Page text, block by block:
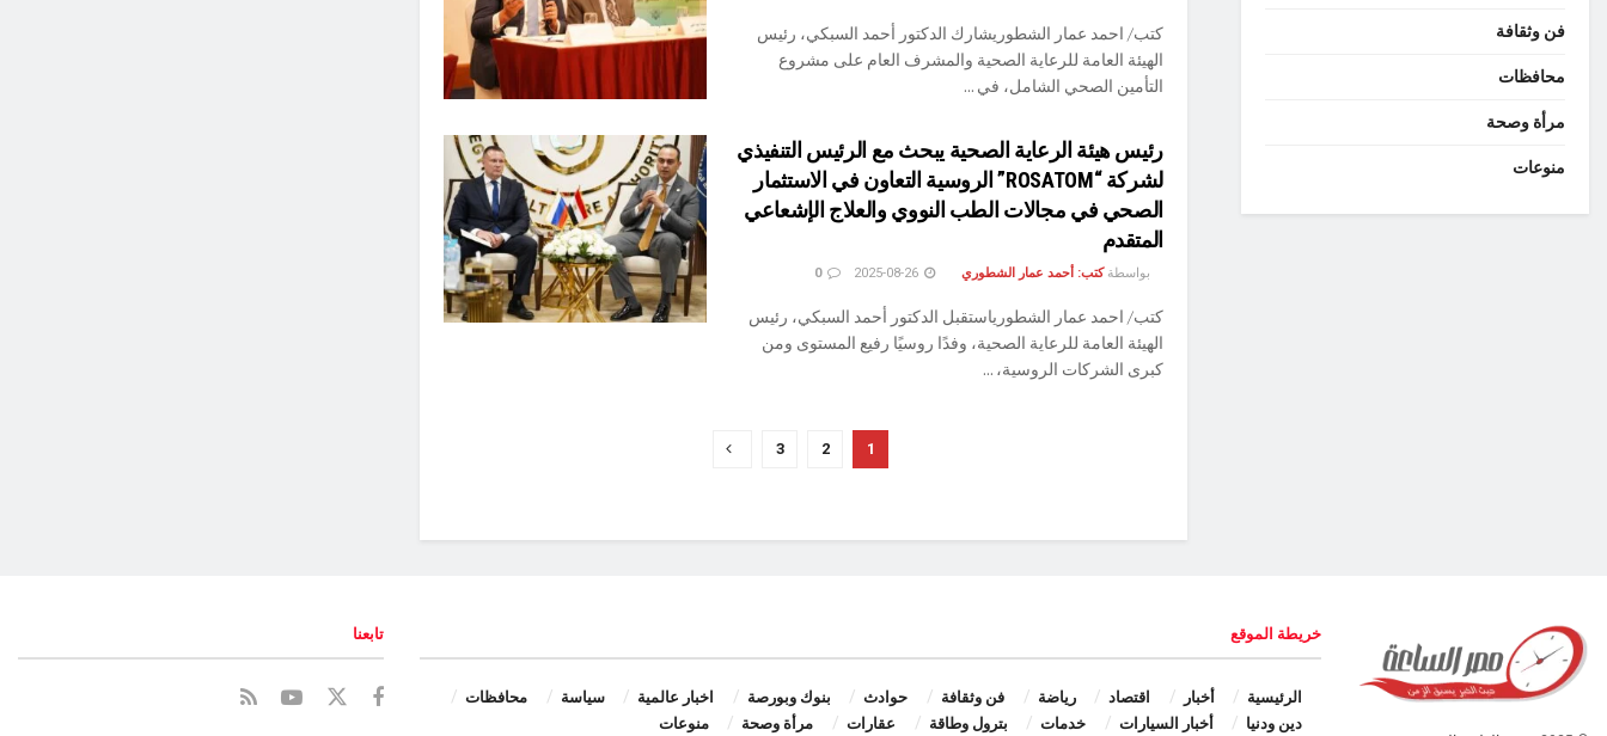
كتب/ احمد عمار الشطوريشارك الدكتور أحمد السبكي، رئيس
الهيئة العامة للرعاية الصحية والمشرف العام على مشروع
التأمين الصحي الشامل، في ...
رئيس هيئة الرعاية الصحية يبحث مع الرئيس التنفيذي
لشركة “ROSATOM” الروسية التعاون في الاستثمار
الصحي في مجالات الطب النووي والعلاج الإشعاعي
المتقدم
بواسطة كتب: أحمد عمار الشطوري 0
كتب/ احمد عمار الشطورياستقبل الدكتور أحمد السبكي، رئيس
الهيئة العامة للرعاية الصحية، وفدًا روسيًا رفيع المستوى ومن
كبرى الشركات الروسية، ...
1
2
3
فن وثقافة
محافظات
مرأة وصحة
منوعات
خريطة الموقع
الرئيسية أخبار اقتصاد رياضة فن وثقافة حوادث بنوك وبورصة اخبار عالمية سياسة
محافظات
دين ودنيا
أخبار السيارات خدمات بترول وطاقة عقارات مرأة وصحة منوعات
تابعنا